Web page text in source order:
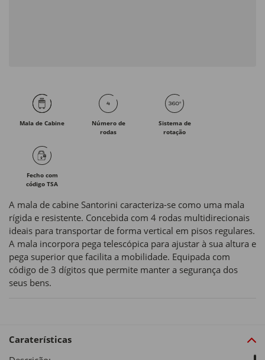
Mala de Cabine
Número de
rodas
Sistema de
rotação
Fecho com
código TSA
A mala de cabine Santorini caracteriza-se como uma mala
rígida e resistente. Concebida com 4 rodas multidirecionais
ideais para transportar de forma vertical em pisos regulares.
A mala incorpora pega telescópica para ajustar à sua altura e
pega superior que facilita a mobilidade. Equipada com
código de 3 dígitos que permite manter a segurança dos
seus bens.
Caraterísticas